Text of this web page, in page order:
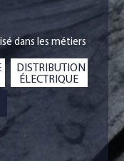
dans les métiers
DISTRIBUTION
ÉLECTRIQUE